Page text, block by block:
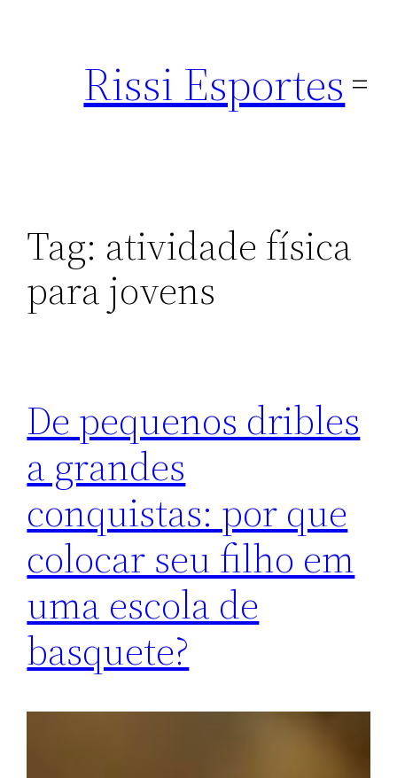
Rissi Esportes
Tag: atividade física
para jovens
De pequenos dribles
a grandes
conquistas: por que
colocar seu filho em
uma escola de
basquete?